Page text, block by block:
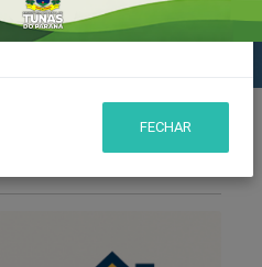
Eletrônica
FECHAR